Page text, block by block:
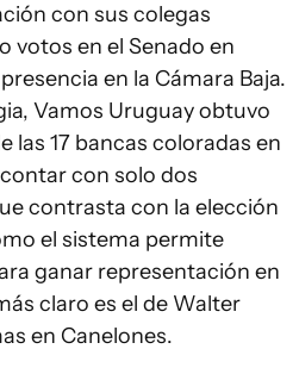
con sus colegas
votos en el Senado en
en la Cámara Baja.
Vamos Uruguay obtuvo
las 17 bancas coloradas en
con solo dos
contrasta con la elección
el sistema permite
ganar representación en
claro es el de Walter
en Canelones.